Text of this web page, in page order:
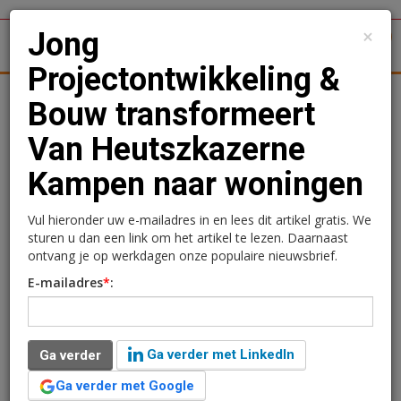
Kantoren Retail
Jong Projectontwikkeling
& Bouw transformeert
Van Heutszkazerne
Kampen naar woningen
Het voormalige schoolgebouw van de Van
Heutzkazerne in Kampen, dat in 2016 door Boei is
×
Jong
Projectontwikkeling &
Bouw transformeert
Van Heutszkazerne
Kampen naar woningen
Vul hieronder uw e-mailadres in en lees dit artikel gratis. We
sturen u dan een link om het artikel te lezen. Daarnaast
ontvang je op werkdagen onze populaire nieuwsbrief.
E-mailadres*:
Ga verder
Ga verder met LinkedIn
Ga verder met Google